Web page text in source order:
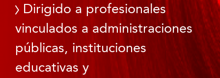
Dirigido a profesionales
vinculados a administraciones
públicas, instituciones
educativas y